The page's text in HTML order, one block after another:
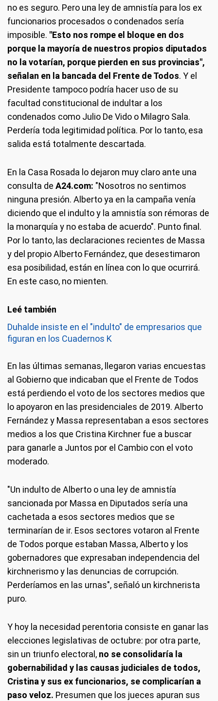
no es seguro. Pero una ley de amnistía para los ex
funcionarios procesados o condenados sería
imposible. "Esto nos rompe el bloque en dos
porque la mayoría de nuestros propios diputados
no la votarían, porque pierden en sus provincias",
señalan en la bancada del Frente de Todos. Y el
Presidente tampoco podría hacer uso de su
facultad constitucional de indultar a los
condenados como Julio De Vido o Milagro Sala.
Perdería toda legitimidad política. Por lo tanto, esa
salida está totalmente descartada.
En la Casa Rosada lo dejaron muy claro ante una
consulta de A24.com: "Nosotros no sentimos
ninguna presión. Alberto ya en la campaña venía
diciendo que el indulto y la amnistía son rémoras de
la monarquía y no estaba de acuerdo". Punto final.
Por lo tanto, las declaraciones recientes de Massa
y del propio Alberto Fernández, que desestimaron
esa posibilidad, están en línea con lo que ocurrirá.
En este caso, no mienten.
Duhalde insiste en el "indulto" de empresarios que
figuran en los Cuadernos K
En las últimas semanas, llegaron varias encuestas
al Gobierno que indicaban que el Frente de Todos
está perdiendo el voto de los sectores medios que
lo apoyaron en las presidenciales de 2019. Alberto
Fernández y Massa representaban a esos sectores
medios a los que Cristina Kirchner fue a buscar
para ganarle a Juntos por el Cambio con el voto
moderado.
"Un indulto de Alberto o una ley de amnistía
sancionada por Massa en Diputados sería una
cachetada a esos sectores medios que se
terminarían de ir. Esos sectores votaron al Frente
de Todos porque estaban Massa, Alberto y los
gobernadores que expresaban independencia del
kirchnerismo y las denuncias de corrupción.
Perderíamos en las urnas", señaló un kirchnerista
puro.
Y hoy la necesidad perentoria consiste en ganar las
elecciones legislativas de octubre: por otra parte,
sin un triunfo electoral, no se consolidaría la
gobernabilidad y las causas judiciales de todos,
Cristina y sus ex funcionarios, se complicarían a
paso veloz. Presumen que los jueces apuran sus